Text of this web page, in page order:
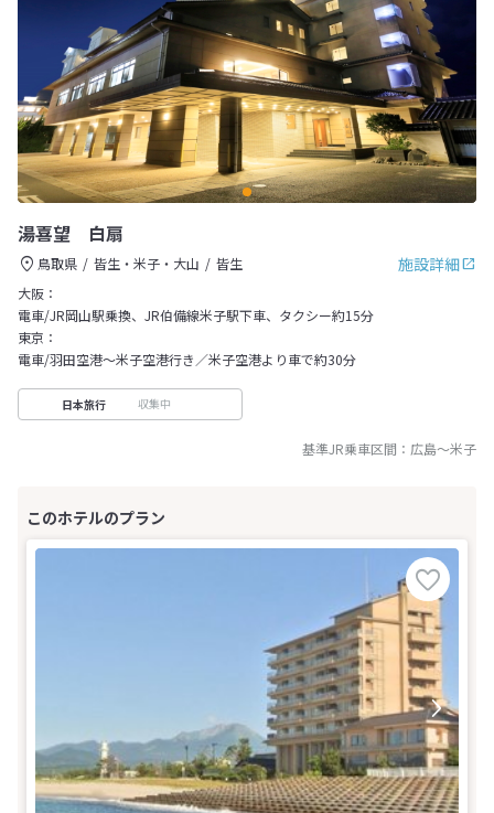
湯喜望 白扇
施設詳細
鳥取県 皆生・米子・大山
皆生
大阪：
電車/JR岡山駅乗換、JR伯備線米子駅下車、タクシー約15分
東京：
電車/羽田空港～米子空港行き／米子空港より車で約30分
日本旅行 収集中
基準JR乗車区間： 広島～米子